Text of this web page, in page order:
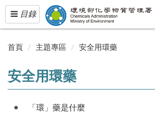
Toggle
navigation
目錄
首頁 主題專區 安全用環藥
安全用環藥
「環」藥是什麼